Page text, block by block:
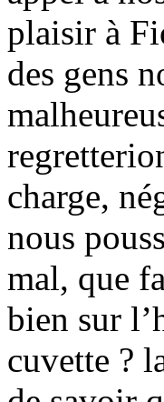
plaisir à
des gens
charge,
nous
mal, que
bien sur
cuvette ?